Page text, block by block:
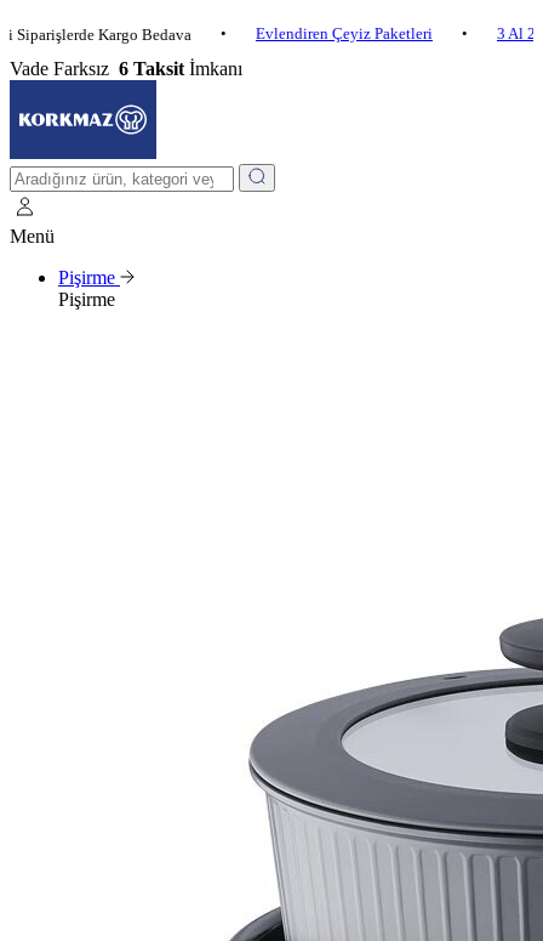
Kargo Bedava • Evlendiren Çeyiz Paketleri • 3 Al 2 Öde
Vade Farksız 6 Taksit İmkanı
Menü
Pişirme
Pişirme